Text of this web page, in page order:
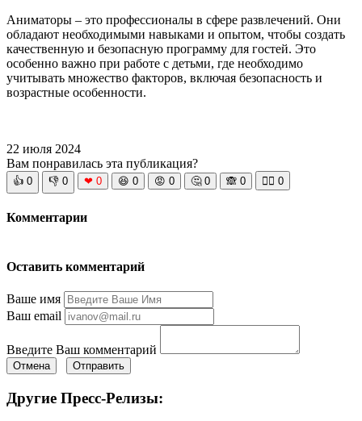
Аниматоры – это профессионалы в сфере развлечений. Они
обладают необходимыми навыками и опытом, чтобы создать
качественную и безопасную программу для гостей. Это
особенно важно при работе с детьми, где необходимо
учитывать множество факторов, включая безопасность и
возрастные особенности.
22 июля 2024
Вам понравилась эта публикация?
👍 0 👎 0 ❤ 0 😆 0 😡 0 🤔 0 🙈 0 🧘‍♀️ 0
Комментарии
Оставить комментарий
Ваше имя
Ваш email
Введите Ваш комментарий
Отмена Отправить
Другие Пресс-Релизы: